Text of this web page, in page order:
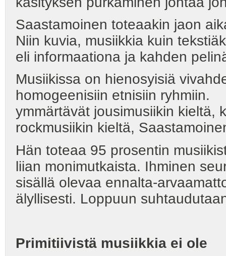
Saastamoinen toteaakin jaon
Niin kuvia, musiikkia kuin
eli informaationa ja kahden
Musiikissa on hienosyisiä
homogeenisiin etnisiin
ymmärtävät jousimusiikin kieltä,
rockmusiikin kieltä,
Hän toteaa 95 prosentin
liian monimutkaista. Ihminen
sisällä olevaa ennalta-
älyllisesti. Loppuun
Primitiivistä musiikkia ei ole